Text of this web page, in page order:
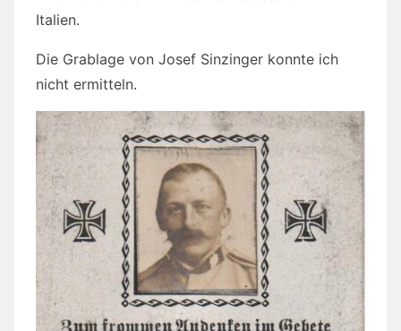
Italien.
Die Grablage von Josef Sinzinger konnte ich
nicht ermitteln.